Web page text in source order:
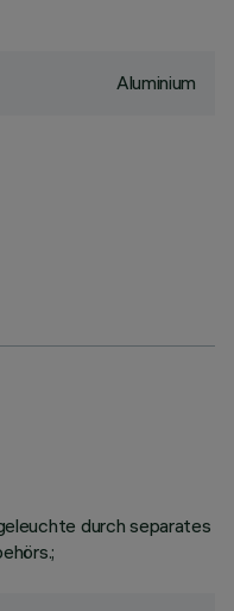
Aluminium
durch separates